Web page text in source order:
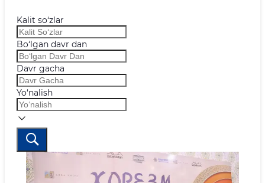
Kalit so‘zlar
Bo‘lgan davr dan
Davr gacha
Yo‘nalish